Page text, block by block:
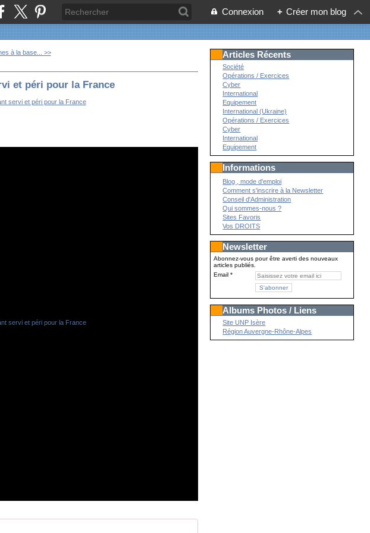
Connexion + Créer mon blog
à la base... >>
et péri pour la France
Articles Récents
Société
Opérations / Exercices
Cyber
International
Equipement
International (Ukraine)
Opérations / Exercices
Cyber
International
Equipement
Informations
Blog , mode d'emploi
Comment s'inscrire à la Newsletter
Conseil d'Administration
Qui sommes-nous ?
Sites Favoris
Vos DROITS
Newsletter
Abonnez-vous pour être averti des nouveaux
articles publiés.
Email
Albums Photos / Liens
Site UNP Isère
Région Auvergne-Rhône-Alpes